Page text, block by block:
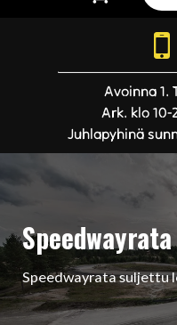
Avoinna 1.
Ark. klo 10-
Juhlapyhinä
Speedwayrata suljettu